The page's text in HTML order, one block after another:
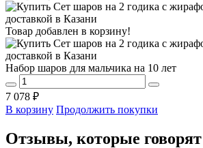
Товар добавлен в корзину!
Набор шаров для мальчика на 10 лет
7 078 ₽
В корзину Продолжить покупки
Отзывы, которые говорят